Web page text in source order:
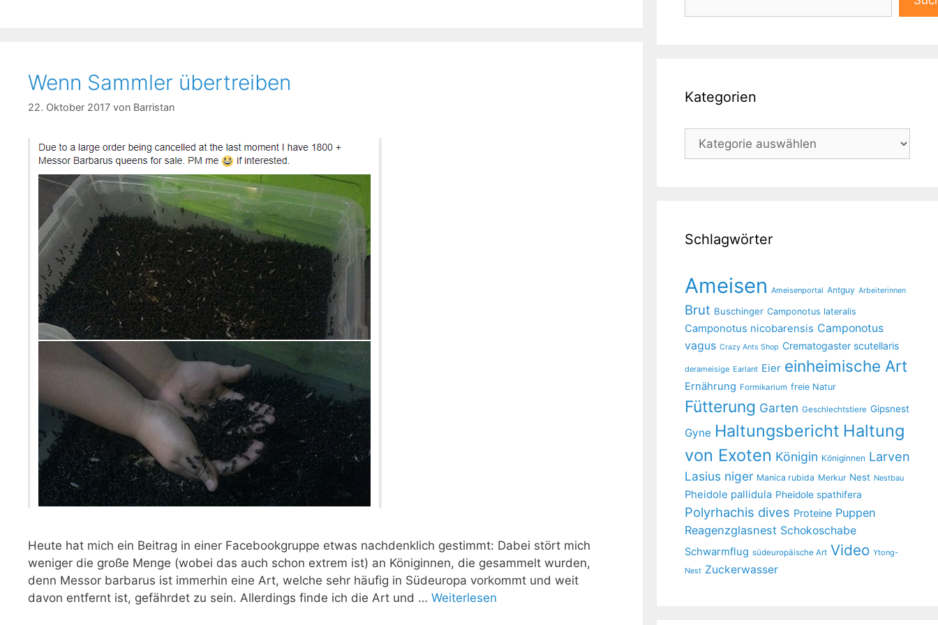
Wenn Sammler übertreiben
22. Oktober 2017 von Barristan
Heute hat mich ein Beitrag in einer Facebookgruppe etwas nachdenklich gestimmt: Dabei stört mich
weniger die große Menge (wobei das auch schon extrem ist) an Königinnen, die gesammelt wurden,
denn Messor barbarus ist immerhin eine Art, welche sehr häufig in Südeuropa vorkommt und weit
davon entfernt ist, gefährdet zu sein. Allerdings finde ich die Art und … Weiterlesen
Kategorien
Kategorien
Schlagwörter
Ameisen Ameisenportal Antguy Arbeiterinnen
Brut Buschinger Camponotus lateralis
Camponotus nicobarensis Camponotus
vagus Crazy Ants Shop Crematogaster scutellaris
derameisige Earlant Eier einheimische Art
Ernährung Formikarium freie Natur
Fütterung Garten Geschlechtstiere Gipsnest
Gyne Haltungsbericht Haltung
von Exoten Königin Königinnen Larven
Lasius niger Manica rubida Merkur Nest Nestbau
Pheidole pallidula Pheidole spathifera
Polyrhachis dives Proteine Puppen
Reagenzglasnest Schokoschabe
Schwarmflug südeuropäische Art Video Ytong-
Nest Zuckerwasser